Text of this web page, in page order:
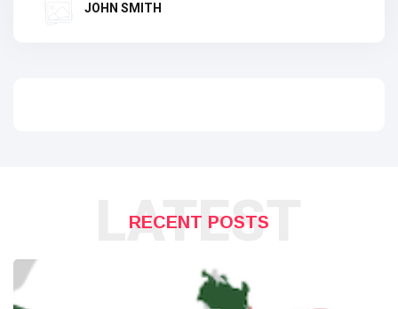
JOHN SMITH
RECENT POSTS
LATEST